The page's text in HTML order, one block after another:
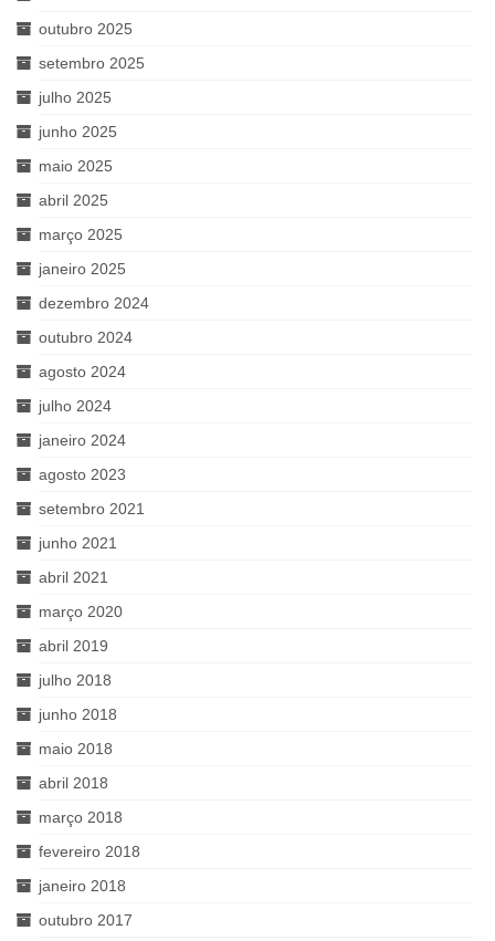
outubro 2025
setembro 2025
julho 2025
junho 2025
maio 2025
abril 2025
março 2025
janeiro 2025
dezembro 2024
outubro 2024
agosto 2024
julho 2024
janeiro 2024
agosto 2023
setembro 2021
junho 2021
abril 2021
março 2020
abril 2019
julho 2018
junho 2018
maio 2018
abril 2018
março 2018
fevereiro 2018
janeiro 2018
outubro 2017